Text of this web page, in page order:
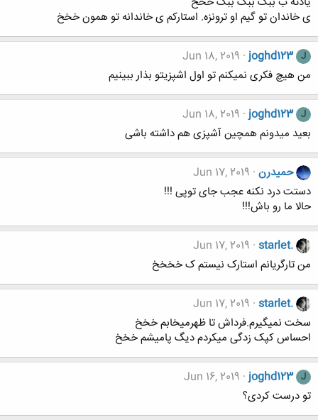
ی خاندان تو گیم او ترونزه. استارکم ی خاندانه تو همون خخخ
J
joghd123
Jun 18, 2019
من هیچ فکری نمیکنم تو اول اشپزیتو بذار ببینیم
J
joghd123
Jun 18, 2019
بعید میدونم همچین آشپزی هم داشته باشی
حميدرن Jun 17, 2019
دستت درد نکنه عجب جای توپی !!!
حالا ما رو باش!!!
starlet.
Jun 17, 2019
من تارگریانم استارک نیستم ک خخخخ
starlet.
Jun 17, 2019
سخت نمیگیرم.فرداش تا ظهرمیخابم خخخ
احساس کپک زدگی میکردم دیگ پامیشم خخخ
J
joghd123
Jun 16, 2019
تو درست کردی؟